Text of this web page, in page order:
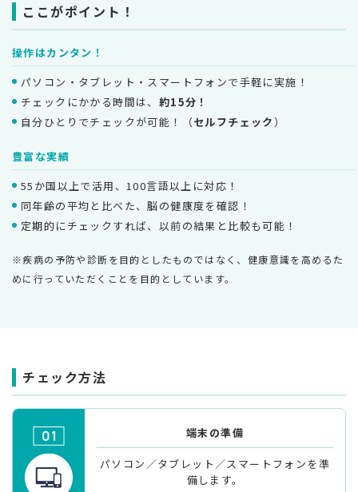
ここがポイント！
操作はカンタン！
パソコン・タブレット・スマートフォンで手軽に実施！
チェックにかかる時間は、 約15分！
自分ひとりでチェックが可能！（セルフチェック）
豊富な実績
55か国以上で活用、100言語以上に対応！
同年齢の平均と比べた、脳の健康度を確認！
定期的にチェックすれば、以前の結果と比較も可能！
※疾病の予防や診断を目的としたものではなく、健康意識を高めるた
めに行っていただくことを目的としています。
チェック方法
端末の準備
パソコン／タブレット／スマートフォンを準
備します。